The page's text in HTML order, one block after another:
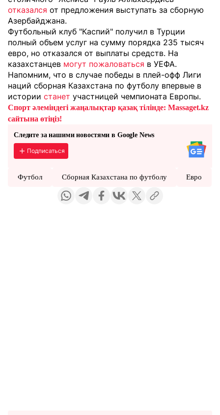
отказался от предложения выступать за сборную
Азербайджана.
Футбольный клуб "Каспий" получил в Турции
полный объем услуг на сумму порядка 235 тысяч
евро, но отказался от выплаты средств. На
казахстанцев могут пожаловаться в УЕФА.
Напомним, что в случае победы в плей-офф Лиги
наций сборная Казахстана по футболу впервые в
истории станет участницей чемпионата Европы.
Спорт әлеміндегі жаңалықтар қазақ тілінде: Massaget.kz
сайтына өтіңіз!
Следите за нашими новостями в Google News
Подписаться
Футбол Сборная Казахстана по футболу Евро